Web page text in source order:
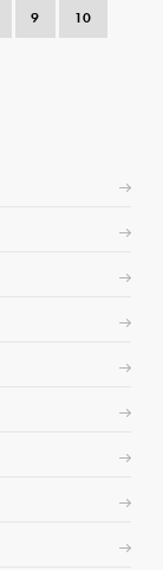
9 10